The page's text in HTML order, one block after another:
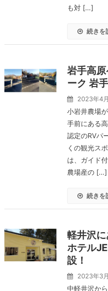
も対 […]
続きを
岩手高
ーク 岩
2023年4
小岩井農場
手前にある
認定のRVパ
くの観光ス
は、ガイド
農場産の […]
続きを
軽井沢
ホテル
設！
2023年3
中軽井沢か